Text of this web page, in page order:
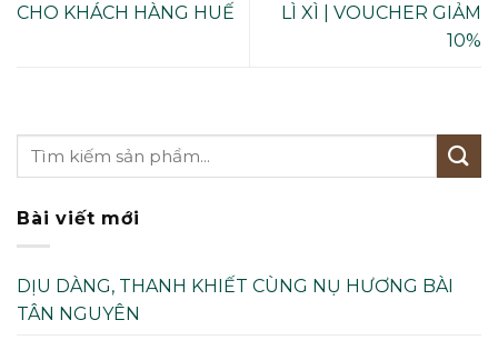
CHO KHÁCH HÀNG HUẾ
LÌ XÌ | VOUCHER GIẢM
10%
Bài viết mới
DỊU DÀNG, THANH KHIẾT CÙNG NỤ HƯƠNG BÀI
TÂN NGUYÊN